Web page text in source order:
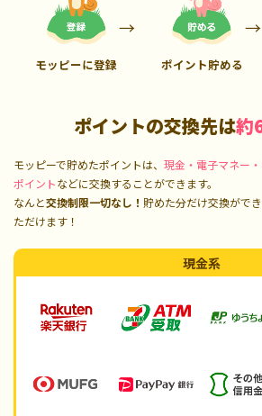
モッピーに登録 ポイント貯める
ポイントの交換先は約
モッピーで貯めたポイントは、 現金・電子マネー
ポイントなどに交換することができます。
なんと交換制限一切なし！ 貯めた分だけ交換がで
ただけます！
現金系